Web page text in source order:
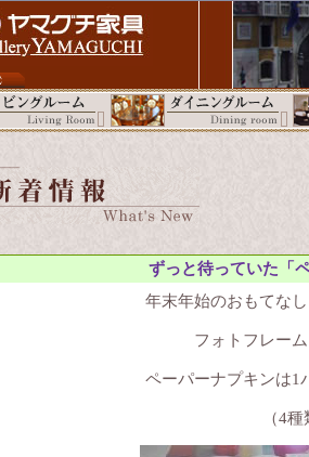
ずっと待っていた「
年末年始のおもてな
フォトフレー
ペーパーナプキンは1
（4